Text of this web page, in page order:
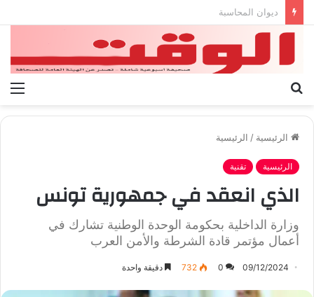
بيان الإتحاد الوطنى العام لعمال ليبيا
الرئيسية / الرئيسية
الرئيسية تقنية
الذي انعقد في جمهورية تونس
وزارة الداخلية بحكومة الوحدة الوطنية تشارك في
أعمال مؤتمر قادة الشرطة والأمن العرب
09/12/2024
0
732 دقيقة واحدة